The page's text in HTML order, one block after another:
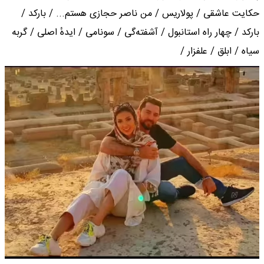
حکایت عاشقی / پولاریس / من ناصر حجازی هستم... / بارکد /
بارکد / چهار راه استانبول / آشفته‌گی / سونامی / ایدهٔ اصلی / گربه
سیاه / ابلق / علفزار /